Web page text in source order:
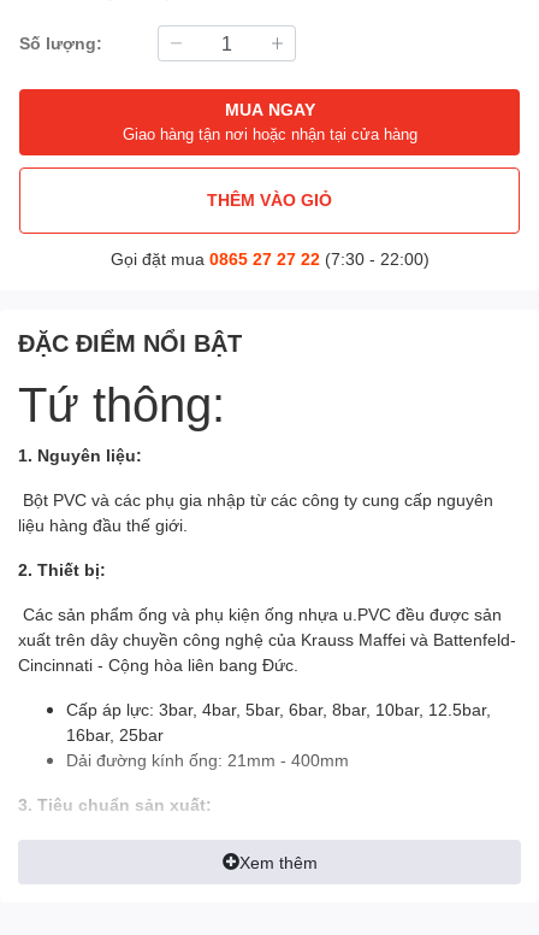
Số lượng:
MUA NGAY
Giao hàng tận nơi hoặc nhận tại cửa hàng
THÊM VÀO GIỎ
Gọi đặt mua 0865 27 27 22(7:30 - 22:00)
ĐẶC ĐIỂM NỔI BẬT
Tứ thông:
1. Nguyên liệu:
Bột PVC và các phụ gia nhập từ các công ty cung cấp nguyên
liệu hàng đầu thế giới.
2. Thiết bị:
Các sản phẩm ống và phụ kiện ống nhựa u.PVC đều được sản
xuất trên dây chuyền công nghệ của Krauss Maffei và Battenfeld-
Cincinnati - Cộng hòa liên bang Đức.
Cấp áp lực: 3bar, 4bar, 5bar, 6bar, 8bar, 10bar, 12.5bar,
16bar, 25bar
Dải đường kính ống: 21mm - 400mm
3. Tiêu chuẩn sản xuất:
ISO 1452-2:2009 (TCVN 8491-2:2011)
Xem thêm